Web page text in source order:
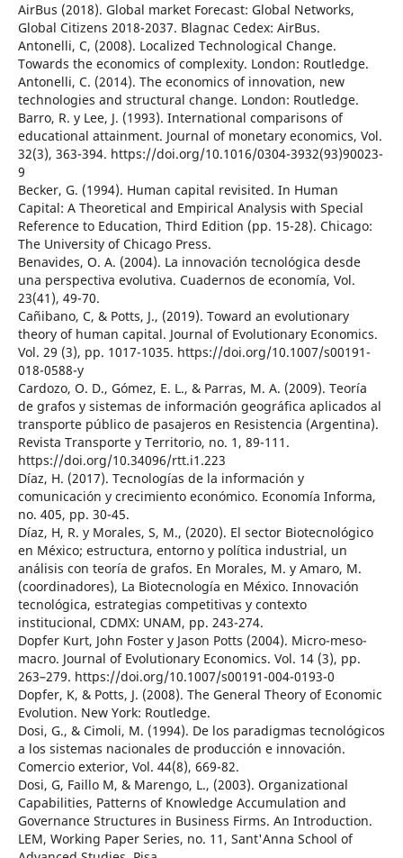
AirBus (2018). Global market Forecast: Global Networks,
Global Citizens 2018-2037. Blagnac Cedex: AirBus.
Antonelli, C, (2008). Localized Technological Change.
Towards the economics of complexity. London: Routledge.
Antonelli, C. (2014). The economics of innovation, new
technologies and structural change. London: Routledge.
Barro, R. y Lee, J. (1993). International comparisons of
educational attainment. Journal of monetary economics, Vol.
32(3), 363-394. https://doi.org/10.1016/0304-3932(93)90023-
9
Becker, G. (1994). Human capital revisited. In Human
Capital: A Theoretical and Empirical Analysis with Special
Reference to Education, Third Edition (pp. 15-28). Chicago:
The University of Chicago Press.
Benavides, O. A. (2004). La innovación tecnológica desde
una perspectiva evolutiva. Cuadernos de economía, Vol.
23(41), 49-70.
Cañibano, C, & Potts, J., (2019). Toward an evolutionary
theory of human capital. Journal of Evolutionary Economics.
Vol. 29 (3), pp. 1017-1035. https://doi.org/10.1007/s00191-
018-0588-y
Cardozo, O. D., Gómez, E. L., & Parras, M. A. (2009). Teoría
de grafos y sistemas de información geográfica aplicados al
transporte público de pasajeros en Resistencia (Argentina).
Revista Transporte y Territorio, no. 1, 89-111.
https://doi.org/10.34096/rtt.i1.223
Díaz, H. (2017). Tecnologías de la información y
comunicación y crecimiento económico. Economía Informa,
no. 405, pp. 30-45.
Díaz, H, R. y Morales, S, M., (2020). El sector Biotecnológico
en México; estructura, entorno y política industrial, un
análisis con teoría de grafos. En Morales, M. y Amaro, M.
(coordinadores), La Biotecnología en México. Innovación
tecnológica, estrategias competitivas y contexto
institucional, CDMX: UNAM, pp. 243-274.
Dopfer Kurt, John Foster y Jason Potts (2004). Micro-meso-
macro. Journal of Evolutionary Economics. Vol. 14 (3), pp.
263–279. https://doi.org/10.1007/s00191-004-0193-0
Dopfer, K, & Potts, J. (2008). The General Theory of Economic
Evolution. New York: Routledge.
Dosi, G., & Cimoli, M. (1994). De los paradigmas tecnológicos
a los sistemas nacionales de producción e innovación.
Comercio exterior, Vol. 44(8), 669-82.
Dosi, G, Faillo M, & Marengo, L., (2003). Organizational
Capabilities, Patterns of Knowledge Accumulation and
Governance Structures in Business Firms. An Introduction.
LEM, Working Paper Series, no. 11, Sant'Anna School of